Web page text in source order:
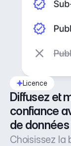
Licence
Diffusez et
confiance
de
Choisissez la